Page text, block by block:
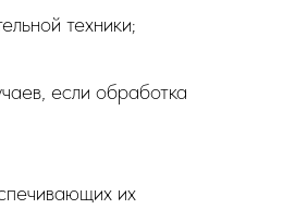
техники;
если обработка
их